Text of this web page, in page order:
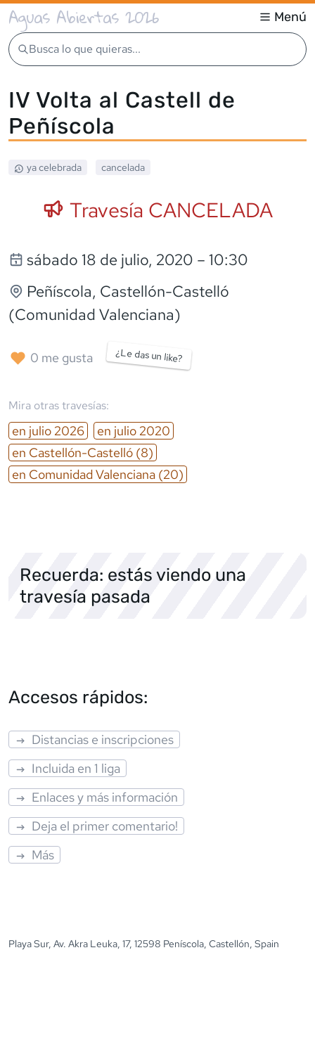
Aguas Abiertas 2026 Menú
Busca lo que quieras...
IV Volta al Castell de
Peñíscola
ya celebrada cancelada
Travesía CANCELADA
sábado 18 de julio, 2020 – 10:30
Peñíscola, Castellón-Castelló
(Comunidad Valenciana)
0 me gusta ¿Le das un like?
Mira otras travesías:
en julio 2026 en julio 2020
en Castellón-Castelló (8)
en Comunidad Valenciana (20)
Recuerda: estás viendo una
travesía pasada
Accesos rápidos:
Distancias e inscripciones
Incluida en 1 liga
Enlaces y más información
Deja el primer comentario!
Más
Playa Sur, Av. Akra Leuka, 17, 12598 Peníscola, Castellón, Spain